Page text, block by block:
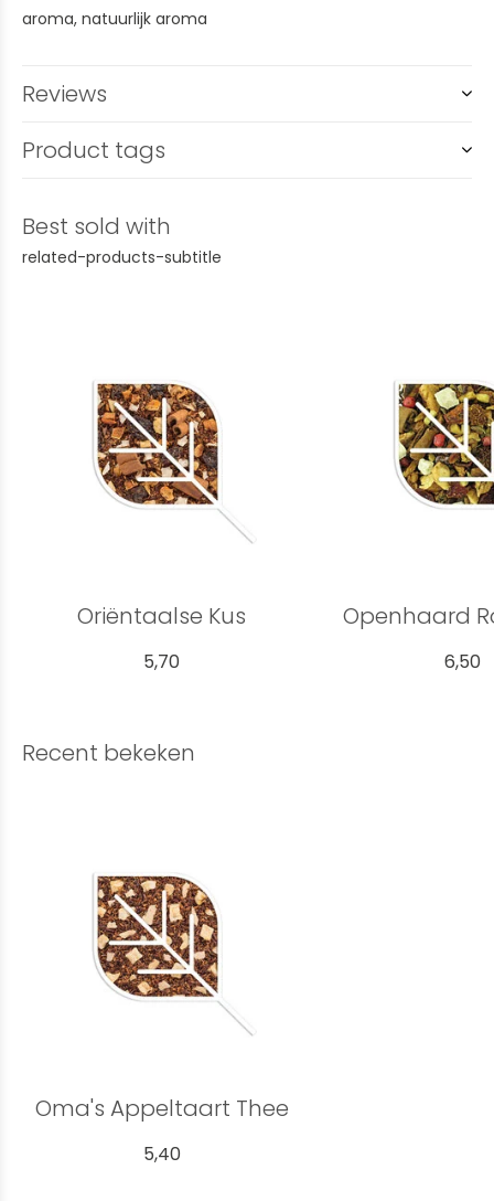
aroma, natuurlijk aroma
Reviews
Product tags
Best sold with
related-products-subtitle
Oriëntaalse Kus
5,70
Openhaard
6,50
Recent bekeken
Oma's Appeltaart Thee
5,40